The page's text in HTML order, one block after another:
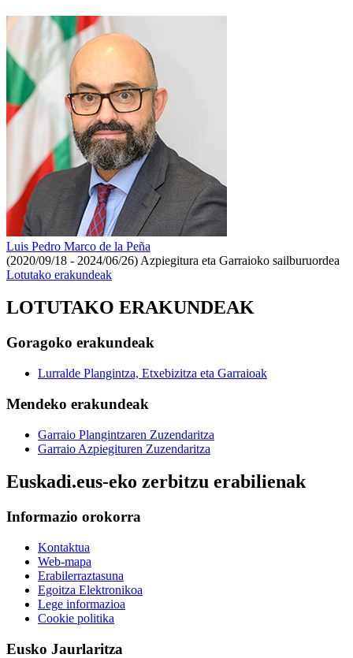
Luis Pedro Marco de la Peña
(2020/09/18 - 2024/06/26) Azpiegitura eta Garraioko sailburuordea
Lotutako erakundeak
LOTUTAKO ERAKUNDEAK
Goragoko erakundeak
Lurralde Plangintza, Etxebizitza eta Garraioak
Mendeko erakundeak
Garraio Plangintzaren Zuzendaritza
Garraio Azpiegituren Zuzendaritza
Euskadi.eus-eko zerbitzu erabilienak
Informazio orokorra
Kontaktua
Web-mapa
Erabilerraztasuna
Egoitza Elektronikoa
Lege informazioa
Cookie politika
Eusko Jaurlaritza